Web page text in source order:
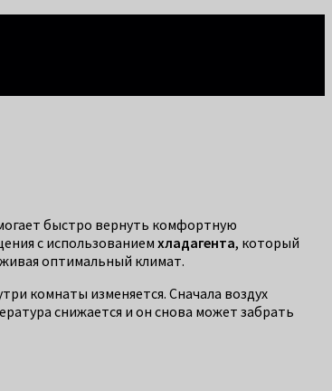
быстро вернуть комфортную
с использованием хладагента, который
оптимальный климат.
комнаты изменяется. Сначала воздух
снижается и он снова может забрать